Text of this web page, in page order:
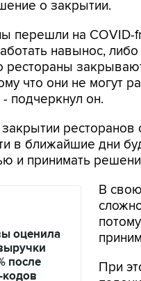
о закрытии.
перешли на
навынос,
рестораны
что они не могут
подчеркнул он.
ресторанов
в ближайшие дни
и принимать
оценила
после
кодов
В
При